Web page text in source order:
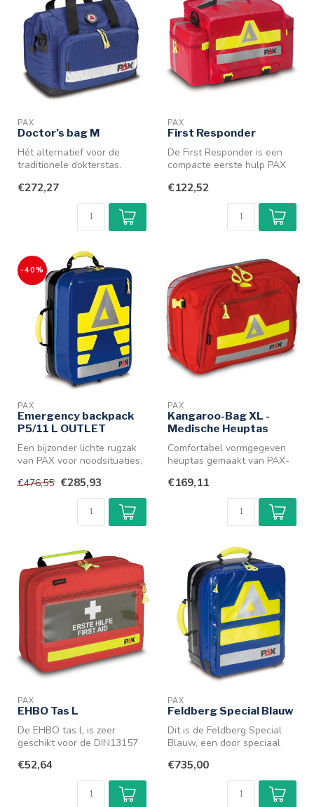
PAX
Doctor’s bag M
Hét alternatief voor de
traditionele dokterstas.
ontze...
€272,27
PAX
First Responder
De First Responder is een
compacte eerste hulp PAX
de...
€122,52
-40%
PAX
Emergency backpack
P5/11 L OUTLET
Een bijzonder lichte rugzak
van PAX voor noodsituaties,
€476,55 €285,93
PAX
Kangaroo-Bag XL -
Medische Heuptas
Comfortabel vormgegeven
heuptas gemaakt van PAX-
strepen.
€169,11
PAX
EHBO Tas L
De EHBO tas L is zeer
geschikt voor de DIN13157
rui...
€52,64
PAX
Feldberg Special Blauw
Dit is de Feldberg Special
Blauw, een door speciaal
de...
€735,00